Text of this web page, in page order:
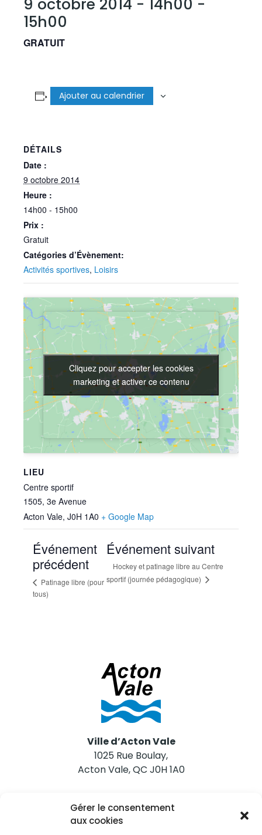
Gérer le consentement
aux cookies
9 octobre 2014 - 14h00 -
15h00
GRATUIT
Ajouter au calendrier
DÉTAILS
Date :
9 octobre 2014
Heure :
14h00 - 15h00
Prix :
Gratuit
Catégories d’Évènement:
Activités sportives, Loisirs
LIEU
Centre sportif
1505, 3e Avenue
Acton Vale, J0H 1A0 + Google Map
Cliquez pour accepter les cookies
marketing et activer ce contenu
Cliquez pour accepter les cookies
marketing et activer ce contenu
Événement
précédent
Patinage libre (pour
tous)
Événement suivant
Hockey et patinage libre au Centre
sportif (journée pédagogique)
Ville d’Acton Vale
1025 Rue Boulay,
Acton Vale, QC J0H 1A0
Nous joindre
Tél. 450 546-2703